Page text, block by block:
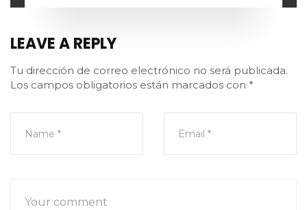
LEAVE A REPLY
Tu dirección de correo electrónico no será publicada.
Los campos obligatorios están marcados con *